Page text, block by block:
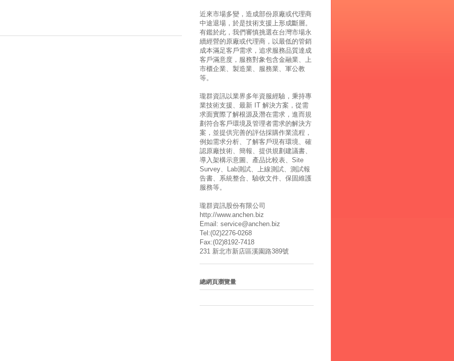
近來市場多變，造成部份原廠或代理商
中途退場，於是技術支援上形成斷層。
有鑑於此，我們審慎挑選在台灣市場永
續經營的原廠或代理商，以最低的管銷
成本滿足客戶需求，追求服務品質達成
客戶滿意度，服務對象包含金融業、上
市櫃企業、製造業、服務業、軍公教
等。
瓏群資訊以業界多年資服經驗，秉持專
業技術支援、最新 IT 解決方案，從需
求面實際了解根源及潛在需求，進而規
劃符合客戶環境及管理者需求的解決方
案，並提供完善的評估採購作業流程，
例如需求分析、了解客戶現有環境、確
認原廠技術、簡報、提供規劃建議書、
導入架構示意圖、產品比較表、Site
Survey、Lab測試、上線測試、測試報
告書、系統整合、驗收文件、保固維護
服務等。
瓏群資訊股份有限公司
http://www.anchen.biz
Email: service@anchen.biz
Tel:(02)2276-0268
Fax:(02)8192-7418
231 新北市新店區溪園路389號
總網頁瀏覽量